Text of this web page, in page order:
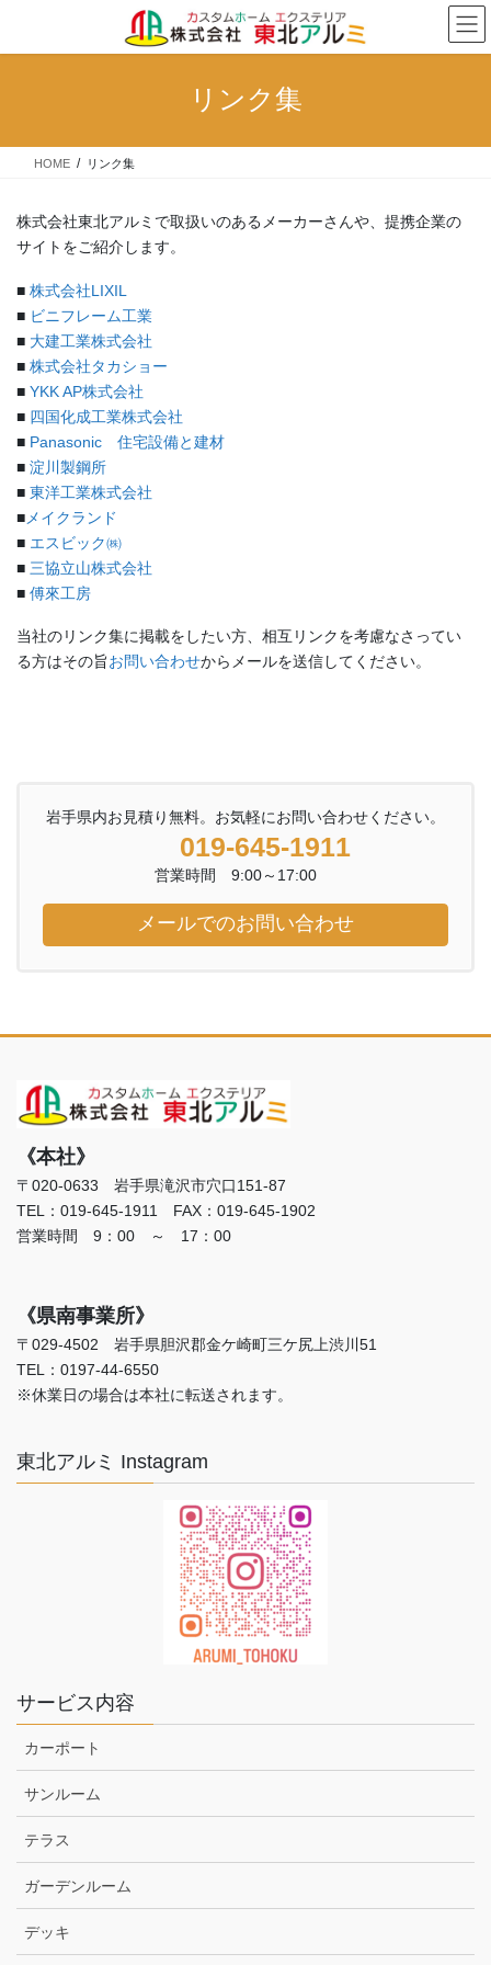
テ
ス
ゲ
ン
リンク集
HOME リンク集
株式会社東北アルミで取扱いのあるメーカーさんや、提携企業の
サイトをご紹介します。
■ 株式会社LIXIL
■ ビニフレーム工業
■ 大建工業株式会社
■ 株式会社タカショー
■ YKK AP株式会社
■ 四国化成工業株式会社
■ Panasonic 住宅設備と建材
■ 淀川製鋼所
■ 東洋工業株式会社
■ メイクランド
■ エスビック㈱
■ 三協立山株式会社
■ 傅來工房
当社のリンク集に掲載をしたい方、相互リンクを考慮なさってい
る方はその旨お問い合わせからメールを送信してください。
岩手県内お見積り無料。お気軽にお問い合わせください。
019-645-1911
営業時間 9:00～17:00
メールでのお問い合わせ
《本社》
〒020-0633 岩手県滝沢市穴口151-87
TEL：019-645-1911 FAX：019-645-1902
営業時間 9：00 ～ 17：00
《県南事業所》
〒029-4502 岩手県胆沢郡金ケ崎町三ケ尻上渋川51
TEL：0197-44-6550
※休業日の場合は本社に転送されます。
東北アルミ Instagram
サービス内容
カーポート
サンルーム
テラス
ガーデンルーム
デッキ